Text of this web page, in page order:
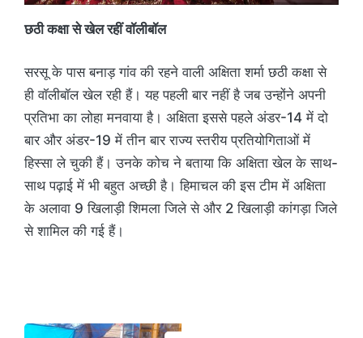
छठी कक्षा से खेल रहीं वॉलीबॉल
सरसू के पास बनाड़ गांव की रहने वाली अक्षिता शर्मा छठी कक्षा से
ही वॉलीबॉल खेल रही हैं। यह पहली बार नहीं है जब उन्होंने अपनी
प्रतिभा का लोहा मनवाया है। अक्षिता इससे पहले अंडर-14 में दो
बार और अंडर-19 में तीन बार राज्य स्तरीय प्रतियोगिताओं में
हिस्सा ले चुकी हैं। उनके कोच ने बताया कि अक्षिता खेल के साथ-
साथ पढ़ाई में भी बहुत अच्छी है। हिमाचल की इस टीम में अक्षिता
के अलावा 9 खिलाड़ी शिमला जिले से और 2 खिलाड़ी कांगड़ा जिले
से शामिल की गई हैं।